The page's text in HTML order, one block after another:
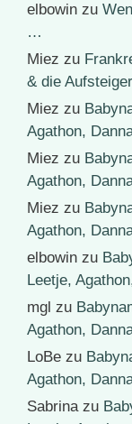
elbowin zu
…
Miez zu
& die Aufsteiger
Miez zu
Agathon,
Miez zu
Agathon,
Miez zu
Agathon,
elbowin zu
Leetje,
mgl zu
Agathon,
LoBe zu
Agathon,
Sabrinazu